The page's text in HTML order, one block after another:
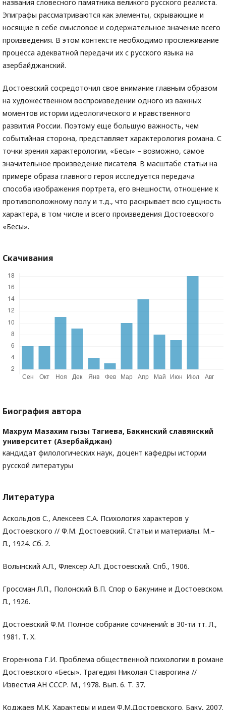
названия словесного памятника великого русского реалиста.
Эпиграфы рассматриваются как элементы, скрывающие и
носящие в себе смысловое и содержательное значение всего
произведения. В этом контексте необходимо прослеживание
процесса адекватной передачи их с русского языка на
азербайджанский.
Достоевский сосредоточил свое внимание главным образом
на художественном воспроизведении одного из важных
моментов истории идеологического и нравственного
развития России. Поэтому еще большую важность, чем
событийная сторона, представляет характерология романа. С
точки зрения характерологии, «Бесы» – возможно, самое
значительное произведение писателя. В масштабе статьи на
примере образа главного героя исследуется передача
способа изображения портрета, его внешности, отношение к
противоположному полу и т.д., что раскрывает всю сущность
характера, в том числе и всего произведения Достоевского
«Бесы».
Скачивания
Биография автора
Махрум Мазахим гызы Тагиева, Бакинский славянский
университет (Азербайджан)
кандидат филологических наук, доцент кафедры истории
русской литературы
Литература
Аскольдов С., Алексеев С.А. Психология характеров у
Достоевского // Ф.М. Достоевский. Статьи и материалы. М.–
Л., 1924. Сб. 2.
Волынский А.Л., Флексер А.Л. Достоевский. Спб., 1906.
Гроссман Л.П., Полонский В.П. Спор о Бакунине и Достоевском.
Л., 1926.
Достоевский Ф.М. Полное собрание сочинений: в 30-ти тт. Л.,
1981. Т. X.
Егоренкова Г.И. Проблема общественной психологии в романе
Достоевского «Бесы». Трагедия Николая Ставрогина //
Известия АН СССР. М., 1978. Вып. 6. Т. 37.
Коджаев М.К. Характеры и идеи Ф.М.Достоевского. Баку, 2007.